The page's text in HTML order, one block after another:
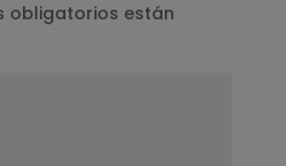
obligatorios están